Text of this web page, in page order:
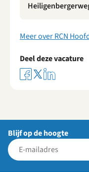
Meer over RCN
Deel deze vacature
Blijf op de hoogte